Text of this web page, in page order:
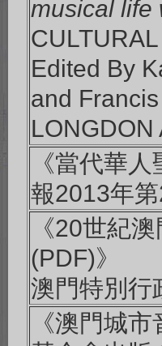
musical life
Edited By
and
《當代華
報2013年第
《20世紀
(PDF)》
澳門特別行
《澳門城